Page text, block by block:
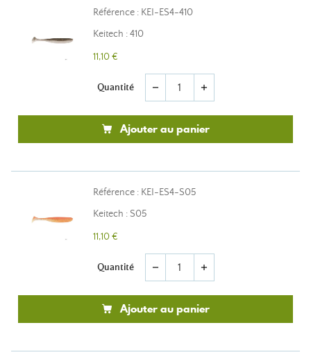
Référence : KEI-ES4-410
Keitech : 410
11,10 €
Quantité remove add
Ajouter au panier
Référence : KEI-ES4-S05
Keitech : S05
11,10 €
Quantité remove add
Ajouter au panier